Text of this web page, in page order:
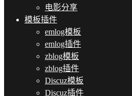
电影分享
模板插件
emlog模板
emlog插件
zblog模板
zblog插件
Discuz模板
Discuz插件